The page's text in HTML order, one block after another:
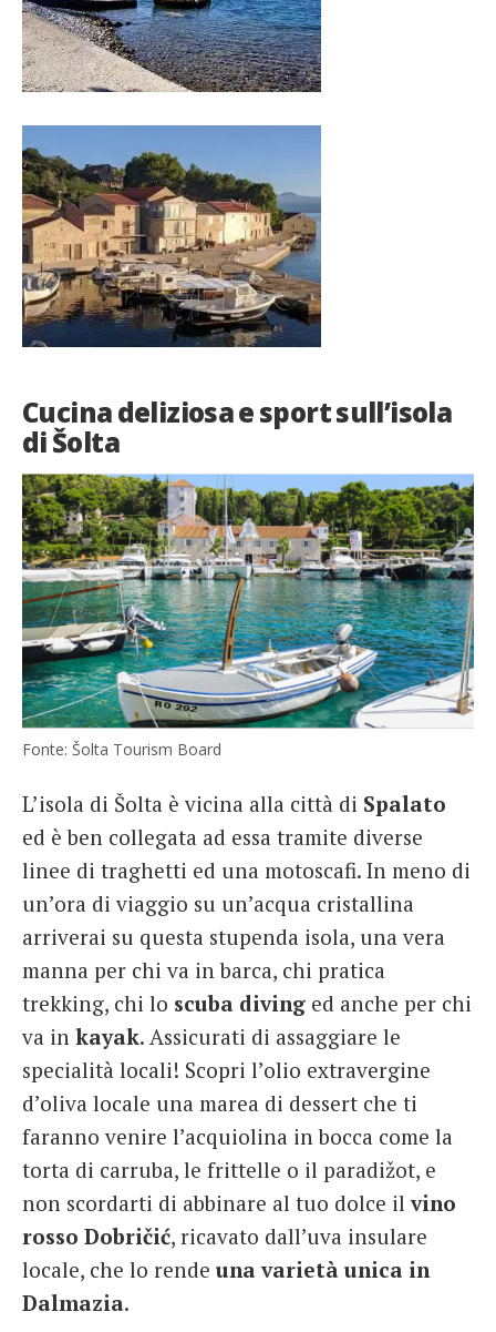
Cucina deliziosa e sport sull’isola
di Šolta
Fonte: Šolta Tourism Board
L’isola di Šolta è vicina alla città di Spalato
ed è ben collegata ad essa tramite diverse
linee di traghetti ed una motoscafi. In meno di
un’ora di viaggio su un’acqua cristallina
arriverai su questa stupenda isola, una vera
manna per chi va in barca, chi pratica
trekking, chi lo scuba diving ed anche per chi
va in kayak. Assicurati di assaggiare le
specialità locali! Scopri l’olio extravergine
d’oliva locale una marea di dessert che ti
faranno venire l’acquiolina in bocca come la
torta di carruba, le frittelle o il paradižot, e
non scordarti di abbinare al tuo dolce ilvino
rosso Dobričić, ricavato dall’uva insulare
locale, che lo rende una varietà unica in
Dalmazia.